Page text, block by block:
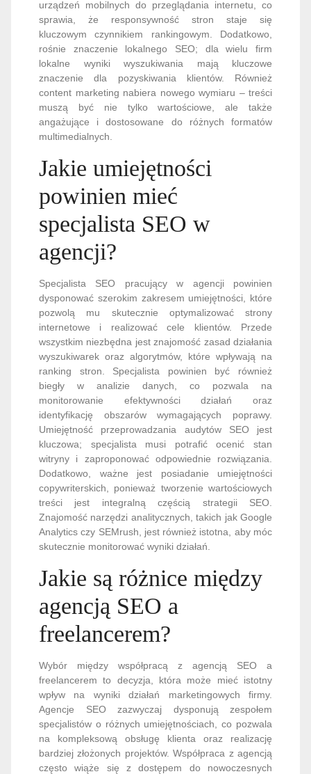
urządzeń mobilnych do przeglądania internetu, co
sprawia, że responsywność stron staje się
kluczowym czynnikiem rankingowym. Dodatkowo,
rośnie znaczenie lokalnego SEO; dla wielu firm
lokalne wyniki wyszukiwania mają kluczowe
znaczenie dla pozyskiwania klientów. Również
content marketing nabiera nowego wymiaru – treści
muszą być nie tylko wartościowe, ale także
angażujące i dostosowane do różnych formatów
multimedialnych.
Jakie umiejętności
powinien mieć
specjalista SEO w
agencji?
Specjalista SEO pracujący w agencji powinien
dysponować szerokim zakresem umiejętności, które
pozwolą mu skutecznie optymalizować strony
internetowe i realizować cele klientów. Przede
wszystkim niezbędna jest znajomość zasad działania
wyszukiwarek oraz algorytmów, które wpływają na
ranking stron. Specjalista powinien być również
biegły w analizie danych, co pozwala na
monitorowanie efektywności działań oraz
identyfikację obszarów wymagających poprawy.
Umiejętność przeprowadzania audytów SEO jest
kluczowa; specjalista musi potrafić ocenić stan
witryny i zaproponować odpowiednie rozwiązania.
Dodatkowo, ważne jest posiadanie umiejętności
copywriterskich, ponieważ tworzenie wartościowych
treści jest integralną częścią strategii SEO.
Znajomość narzędzi analitycznych, takich jak Google
Analytics czy SEMrush, jest również istotna, aby móc
skutecznie monitorować wyniki działań.
Jakie są różnice między
agencją SEO a
freelancerem?
Wybór między współpracą z agencją SEO a
freelancerem to decyzja, która może mieć istotny
wpływ na wyniki działań marketingowych firmy.
Agencje SEO zazwyczaj dysponują zespołem
specjalistów o różnych umiejętnościach, co pozwala
na kompleksową obsługę klienta oraz realizację
bardziej złożonych projektów. Współpraca z agencją
często wiąże się z dostępem do nowoczesnych